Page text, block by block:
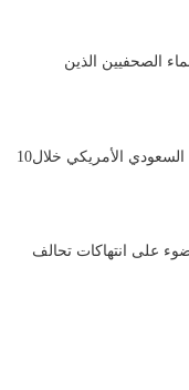
الصحفيين الذين
عين الإنسانية: ضحايا العدوان السعودي الأمريكي خلال10
على انتهاكات تحالف